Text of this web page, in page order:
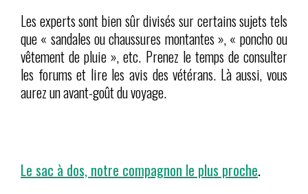
Les experts sont bien sûr divisés sur certains sujets tels
que « sandales ou chaussures montantes », « poncho ou
vêtement de pluie », etc. Prenez le temps de consulter
les forums et lire les avis des vétérans. Là aussi, vous
aurez un avant-goût du voyage.
Le sac à dos, notre compagnon le plus proche.